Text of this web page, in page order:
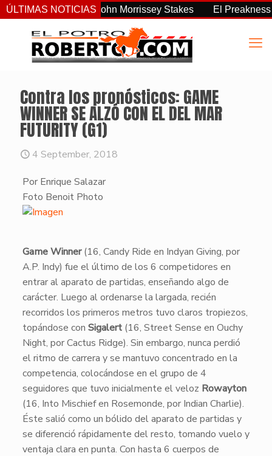
ÚLTIMAS NOTICIAS
consistente del John Morrissey Stakes El Preakness
Contra los pronósticos: GAME
WINNER SE ALZÓ CON EL DEL MAR
FUTURITY (G1)
4 September, 2018
Por Enrique Salazar
Foto Benoit Photo
Game Winner(16, Candy Ride en Indyan Giving, por
A.P. Indy) fue el último de los 6 competidores en
entrar al aparato de partidas, enseñando algo de
carácter. Luego al ordenarse la largada, recién
recorridos los primeros metros tuvo claros tropiezos,
topándose con Sigalert(16, Street Sense en Ouchy
Night, por Cactus Ridge). Sin embargo, nunca perdió
el ritmo de carrera y se mantuvo concentrado en la
competencia, colocándose en el grupo de 4
seguidores que tuvo inicialmente el veloz Rowayton
(16, Into Mischief en Rosemonde, por Indian Charlie).
Éste salió como un bólido del aparato de partidas y
se diferenció rápidamente del resto, tomando vuelo y
ventaja clara en punta. Con hasta 6 cuerpos de